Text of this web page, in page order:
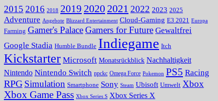
2015 2016 2018 2019 2020 2021 2022 2023 2025
Adventure Angebote Blizzard Entertainment Cloud-Gaming E3 2021 Europa
Farming Gamer's PalaceGamers for Future Gewaltfrei
Google Stadia Humble Bundle Indiegame Itch
Kickstarter Microsoft Monatsrückblick Nachhaltigkeit
Nintendo Nintendo Switch npckc Omega Force Pokemon PS5 Racing
RPG Simulation Smartphone Sony Steam Ubisoft Umwelt Xbox
Xbox Game Pass Xbox Series S Xbox Series X